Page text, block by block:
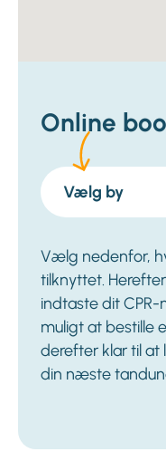
Online
Vælg nedenfor,
tilknyttet.
indtaste dit
muligt at bestille
derefter klar til at
din næste
Vælg by